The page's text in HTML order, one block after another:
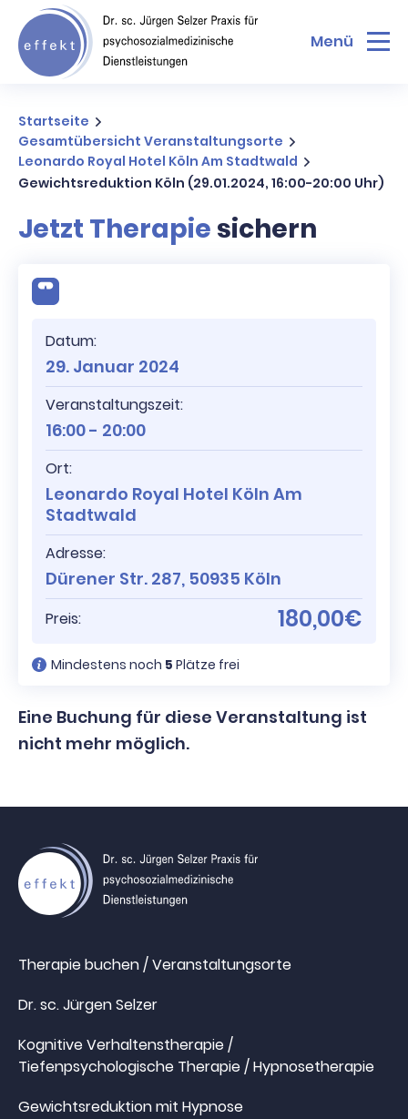
Menü
Startseite
Gesamtübersicht Veranstaltungsorte
Leonardo Royal Hotel Köln Am Stadtwald
Gewichtsreduktion Köln (29.01.2024, 16:00-20:00 Uhr)
Jetzt Therapie sichern
Datum:
29. Januar 2024
Veranstaltungszeit:
16:00 - 20:00
Ort:
Leonardo Royal Hotel Köln Am
Stadtwald
Adresse:
Dürener Str. 287, 50935 Köln
Preis: 180,00€
Mindestens noch 5 Plätze frei
Eine Buchung für diese Veranstaltung ist
nicht mehr möglich.
Therapie buchen / Veranstaltungsorte
Dr. sc. Jürgen Selzer
Kognitive Verhaltenstherapie /
Tiefenpsychologische Therapie / Hypnosetherapie
Gewichtsreduktion mit Hypnose